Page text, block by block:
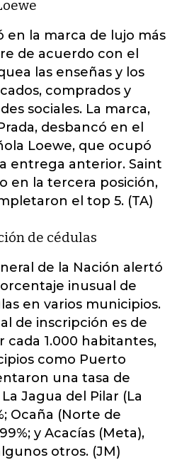
en la marca de lujo más
de acuerdo con el
las enseñas y los
comprados y
sociales. La marca,
desbancó en el
Loewe, que ocupó
entrega anterior. Saint
en la tercera posición,
el top 5. (TA)
de cédulas
de la Nación alertó
inusual de
en varios municipios.
de inscripción es de
cada 1.000 habitantes,
como Puerto
una tasa de
Jagua del Pilar (La
Ocaña (Norte de
y Acacías (Meta),
otros. (JM)